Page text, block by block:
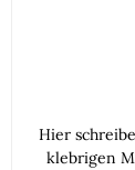
Hier
klebrigen